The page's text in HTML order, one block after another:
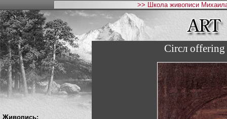
>> Школа живописи
Живопись:
Circл offering